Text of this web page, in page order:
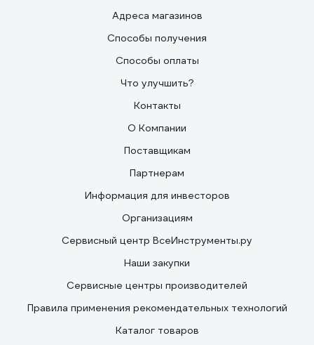
Адреса магазинов
Способы получения
Способы оплаты
Что улучшить?
Контакты
О Компании
Поставщикам
Партнерам
Информация для инвесторов
Организациям
Сервисный центр ВсеИнструменты.ру
Наши закупки
Сервисные центры производителей
Правила применения рекомендательных технологий
Каталог товаров